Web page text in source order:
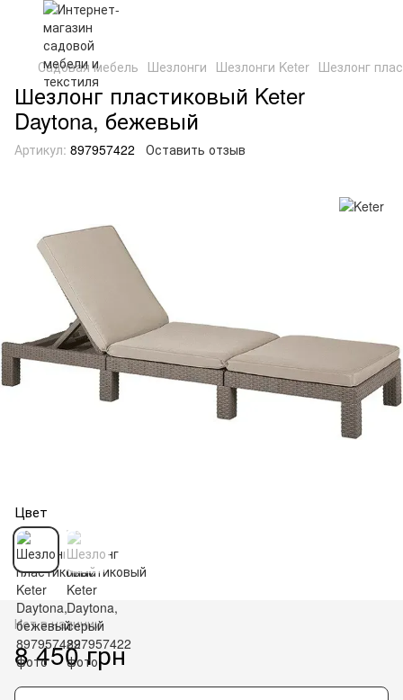
Садовая мебель Шезлонги Шезлонги Keter Шезлонг
Шезлонг пластиковый Keter
Daytona, бежевый
Артикул: 897957422 Оставить отзыв
Цвет
Нет в наличии
8 450 грн